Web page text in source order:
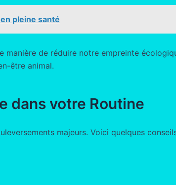
pleine santé
de réduire notre empreinte
être animal.
dans votre Routine
majeurs. Voici quelques